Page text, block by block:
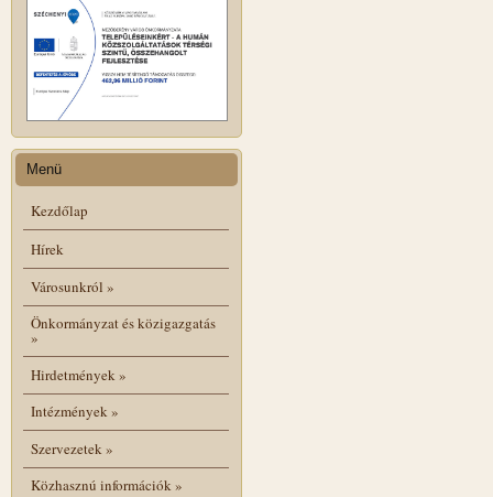
Menü
Kezdőlap
Hírek
Városunkról »
Önkormányzat és közigazgatás
»
Hirdetmények»
Intézmények»
Szervezetek»
Közhasznú információk»